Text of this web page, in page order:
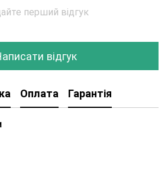
перший відгук
відгук
Оплата Гарантія